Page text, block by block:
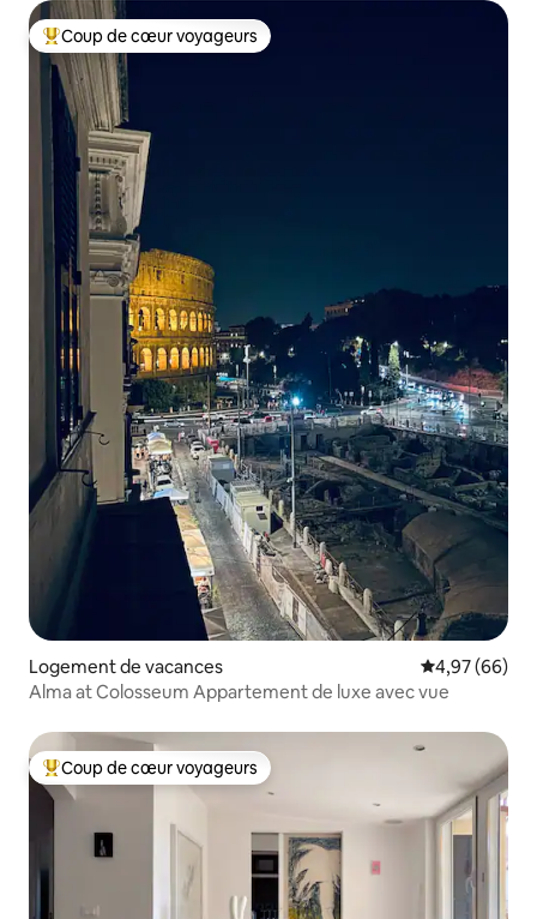
Coups de cœur voyageurs les plus appréciés
Coup de cœur voyageurs
Logement de vacances Évaluation
4,97 (66)
Alma at Colosseum Appartement de luxe avec vue
Coups de cœur voyageurs les plus appréciés
Coup de cœur voyageurs